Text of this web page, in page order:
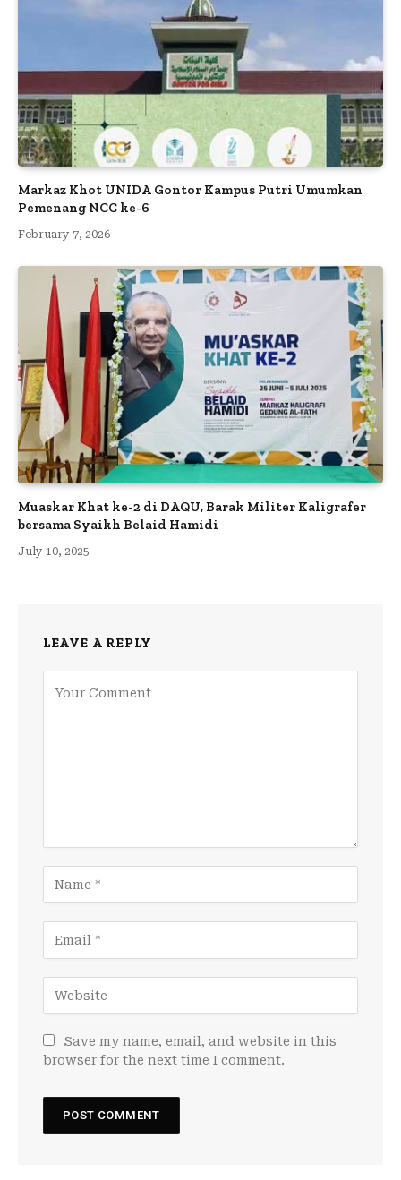
Markaz Khot UNIDA Gontor Kampus Putri Umumkan
Pemenang NCC ke-6
February 7, 2026
Muaskar Khat ke-2 di DAQU, Barak Militer Kaligrafer
bersama Syaikh Belaid Hamidi
July 10, 2025
LEAVE A REPLY
Save my name, email, and website in this
browser for the next time I comment.